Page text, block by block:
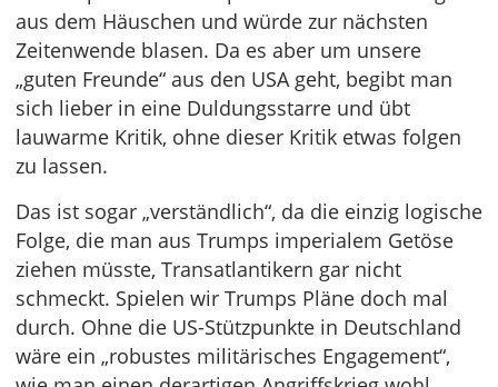
aus dem Häuschen und würde zur nächsten
Zeitenwende blasen. Da es aber um unsere
„guten Freunde“ aus den USA geht, begibt man
sich lieber in eine Duldungsstarre und übt
lauwarme Kritik, ohne dieser Kritik etwas folgen
zu lassen.
Das ist sogar „verständlich“, da die einzig logische
Folge, die man aus Trumps imperialem Getöse
ziehen müsste, Transatlantikern gar nicht
schmeckt. Spielen wir Trumps Pläne doch mal
durch. Ohne die US-Stützpunkte in Deutschland
wäre ein „robustes militärisches Engagement“,